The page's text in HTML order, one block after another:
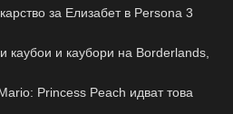
за Елизабет в Persona 3
каубои и каубори на Borderlands,
Princess Peach идват това